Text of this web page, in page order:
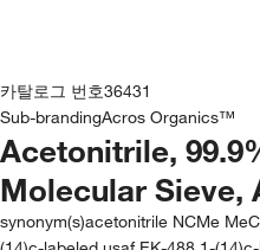
카탈로그 번호36431
Sub-brandingAcros Organics™
Acetonitrile,
Molecular
synonym(s)acetonitrile NCMe